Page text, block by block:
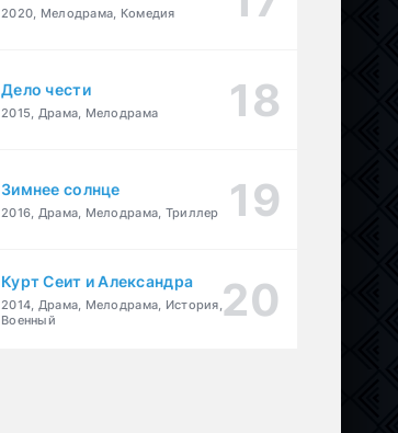
2020, Мелодрама, Комедия
Дело чести
2015, Драма, Мелодрама
Зимнее солнце
2016, Драма, Мелодрама, Триллер
Курт Сеит и Александра
2014, Драма, Мелодрама, История,
Военный